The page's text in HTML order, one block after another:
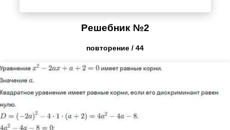
Решебник №2
повторение / 44